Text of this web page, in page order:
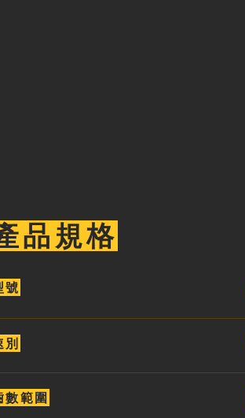
品規格
號
別
數範圍